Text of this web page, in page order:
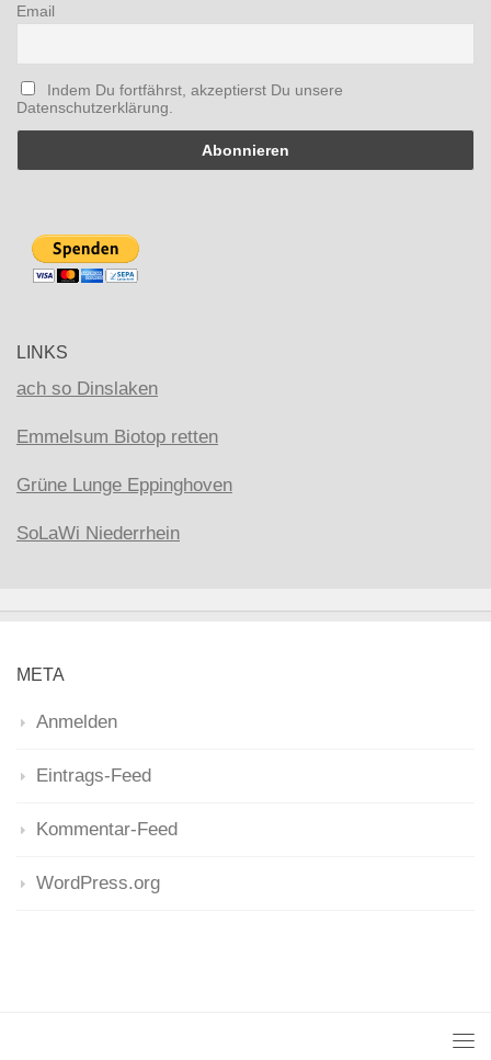
Email
Indem Du fortfährst, akzeptierst Du unsere
Datenschutzerklärung.
LINKS
ach so Dinslaken
Emmelsum Biotop retten
Grüne Lunge Eppinghoven
SoLaWi Niederrhein
META
Anmelden
Eintrags-Feed
Kommentar-Feed
WordPress.org